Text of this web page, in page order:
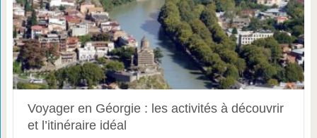
Voyager en Géorgie : les activités à découvrir
et l’itinéraire idéal